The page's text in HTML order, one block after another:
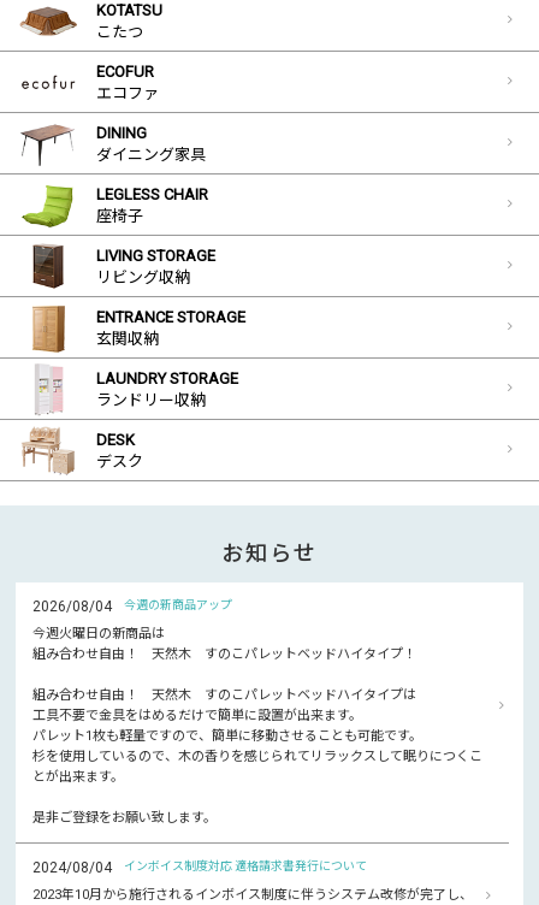
KOTATSU
こたつ
ECOFUR
エコファ
DINING
ダイニング家具
LEGLESS CHAIR
座椅子
LIVING STORAGE
リビング収納
ENTRANCE STORAGE
玄関収納
LAUNDRY STORAGE
ランドリー収納
DESK
デスク
お知らせ
2026/08/04 今週の新商品アップ
今週火曜日の新商品は
組み合わせ自由！ 天然木 すのこパレットベッドハイタイプ！
組み合わせ自由！ 天然木 すのこパレットベッドハイタイプは
工具不要で金具をはめるだけで簡単に設置が出来ます。
パレット1枚も軽量ですので、簡単に移動させることも可能です。
杉を使用しているので、木の香りを感じられてリラックスして眠りにつくこ
とが出来ます。
是非ご登録をお願い致します。
2024/08/04 インボイス制度対応 適格請求書発行について
2023年10月から施行されるインボイス制度に伴うシステム改修が完了し、